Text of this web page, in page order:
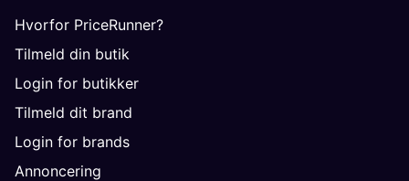
Hvorfor PriceRunner?
Tilmeld din butik
Login for butikker
Tilmeld dit brand
Login for brands
Annoncering